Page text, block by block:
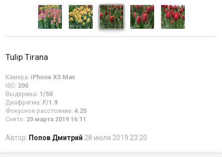
Tulip Tirana
Камера: iPhone XS Max
ISO: 200
Выдержка: 1/50
Диафрагма: F/1.9
Фокусное расстояние: 4.25
Снято: 20 марта 2019 16:11
Автор: Попов Дмитрий 28 июля 2019 23:20